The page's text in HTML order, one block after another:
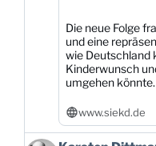
Die neue Folge
und eine
wie
Kinderwunsch
umgehen könnte.
www.siekd.de